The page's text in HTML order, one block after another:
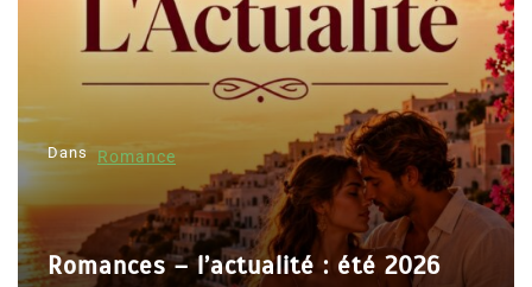
Dans Romance
Romances – l’actualité : été 2026